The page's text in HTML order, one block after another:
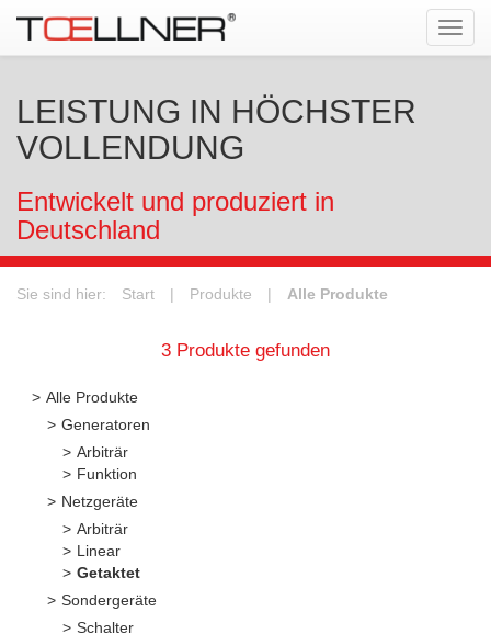
LEISTUNG IN HÖCHSTER
VOLLENDUNG
Entwickelt und produziert in
Deutschland
Sie sind hier: Start | Produkte | Alle Produkte
3 Produkte gefunden
Alle Produkte
Generatoren
Arbiträr
Funktion
Netzgeräte
Arbiträr
Linear
Getaktet
Sondergeräte
Schalter